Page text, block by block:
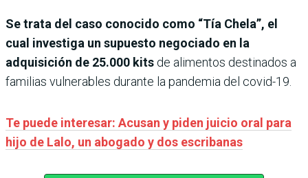
Se trata del caso conocido como “Tía Chela”, el
cual investiga un supuesto negociado en la
adquisición de 25.000 kits de alimentos destinados a
familias vulnerables durante la pandemia del covid-19.
Te puede interesar: Acusan y piden juicio oral para
hijo de Lalo, un abogado y dos escribanas